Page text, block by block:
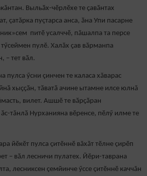
Выльӑх-чӗрлӗхе те ҫавӑнтах
çатăрка пуçтарса анса, ӑна Упи пасарне
питӗ усалччӗ, пăшалпа та персе
пулӗ. Халӑх ҫав вӑрманпа
– тет вӑл.
пулса ӳсни çинчен те каласа хăварас
хыҫҫӑн, тӑватӑ ачине ытамне илсе юлнă
вилет. Ашшӗ те вӑрҫӑран
тăнлӑ Нурханияна вӗренсе, пӗлӳ илме те
йӗкӗт пулса çитӗннӗ вăхăт тӗлне çирӗп
– вӑл лесничи пулатех. Йӗри-таврана
лесниксен çемйинче ӳссе çитӗннӗ каччăн